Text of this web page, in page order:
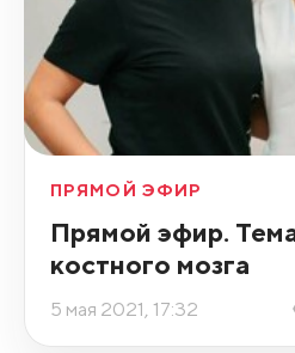
ПРЯМОЙ ЭФИР
Прямой эфир.
костного мозга
5 мая 2021, 17:32